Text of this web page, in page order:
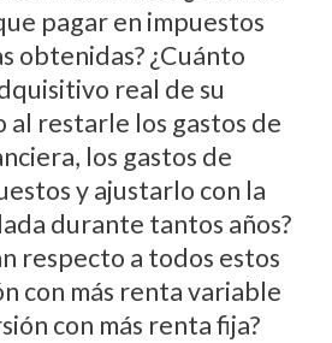
pagar en impuestos
obtenidas? ¿Cuánto
real de su
restarle los gastos de
los gastos de
y ajustarlo con la
durante tantos años?
respecto a todos estos
con más renta variable
con más renta fija?